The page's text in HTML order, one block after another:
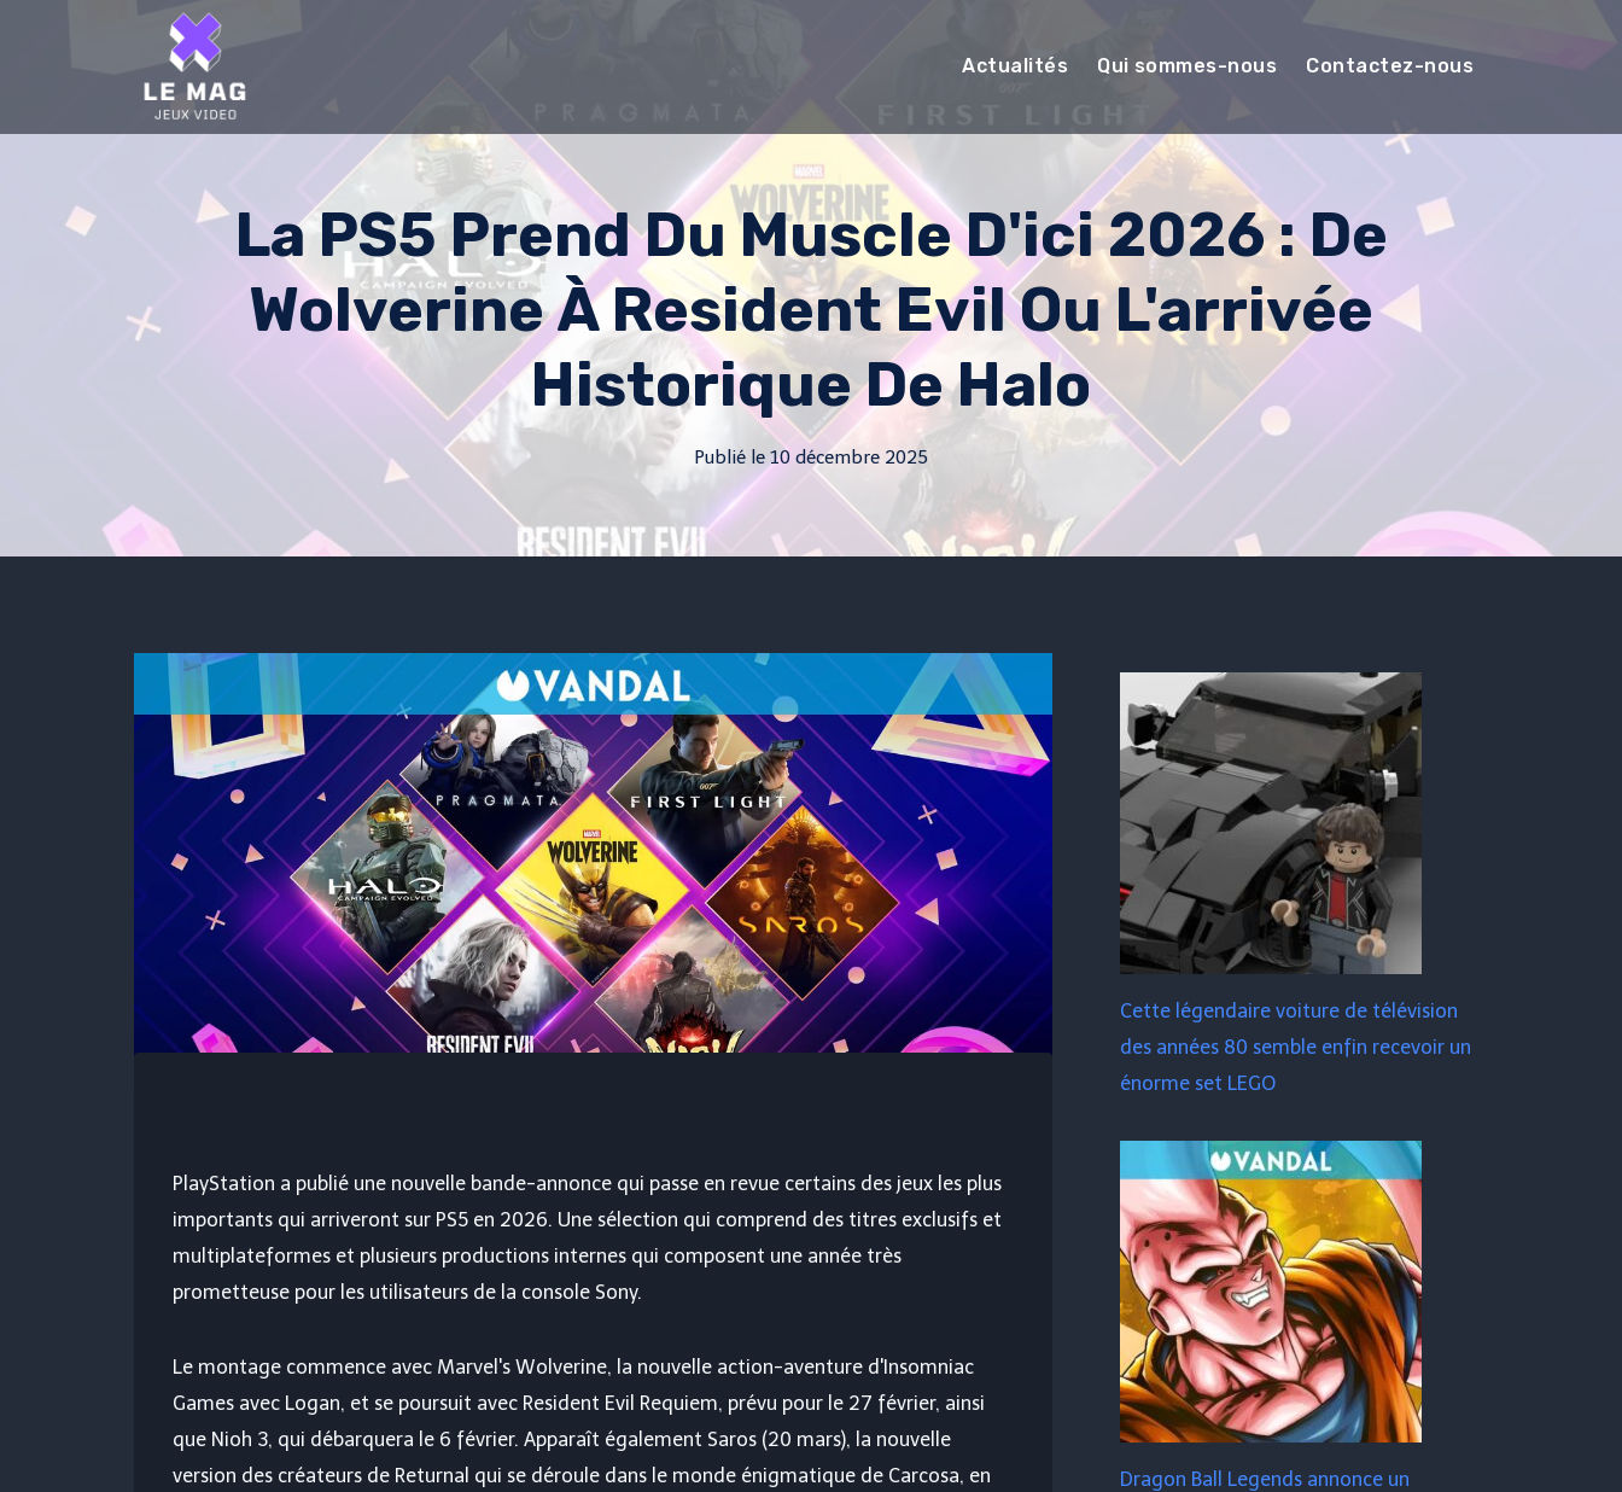
Actualités Qui sommes-nous Contactez-nous
La PS5 Prend Du Muscle D'ici 2026 : De
Wolverine À Resident Evil Ou L'arrivée
Historique De Halo
Publié le 10 décembre 2025
PlayStation a publié une nouvelle bande-annonce qui passe en revue certains des jeux les plus
importants qui arriveront sur PS5 en 2026. Une sélection qui comprend des titres exclusifs et
multiplateformes et plusieurs productions internes qui composent une année très
prometteuse pour les utilisateurs de la console Sony.
Le montage commence avec Marvel's Wolverine, la nouvelle action-aventure d'Insomniac
Games avec Logan, et se poursuit avec Resident Evil Requiem, prévu pour le 27 février, ainsi
que Nioh 3, qui débarquera le 6 février. Apparaît également Saros (20 mars), la nouvelle
version des créateurs de Returnal qui se déroule dans le monde énigmatique de Carcosa, en
Cette légendaire voiture de télévision
des années 80 semble enfin recevoir un
énorme set LEGO
Dragon Ball Legends annonce un